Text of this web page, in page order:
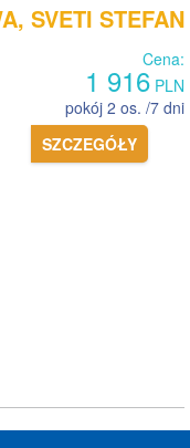
SVETI STEFAN
Cena:
1 916 PLN
pokój 2 os. /7 dni
SZCZEGÓŁY